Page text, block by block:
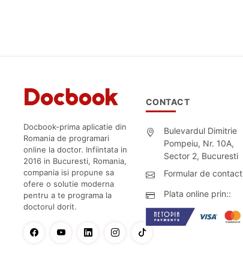
Docbook-prima aplicatie din
Romania de programari
online la doctor. Infiintata in
2016 in Bucuresti, Romania,
compania isi propune sa
ofere o solutie moderna
pentru a te programa la
doctorul dorit.
CONTACT
Bulevardul Dimitrie
Pompeiu, Nr. 10A,
Sector 2, Bucuresti
Formular de contact
Plata online prin::